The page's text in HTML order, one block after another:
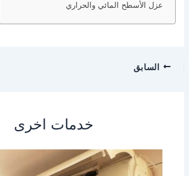
عزل الأسطح المائي والحراري
السابق
خدمات اخرى